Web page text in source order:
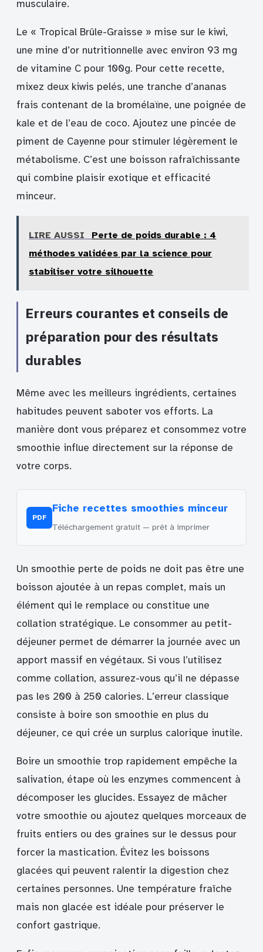
musculaire.
Le « Tropical Brûle-Graisse » mise sur le kiwi,
une mine d’or nutritionnelle avec environ 93 mg
de vitamine C pour 100g. Pour cette recette,
mixez deux kiwis pelés, une tranche d’ananas
frais contenant de la bromélaïne, une poignée de
kale et de l’eau de coco. Ajoutez une pincée de
piment de Cayenne pour stimuler légèrement le
métabolisme. C’est une boisson rafraîchissante
qui combine plaisir exotique et efficacité
minceur.
LIRE AUSSI
Perte de poids durable : 4
méthodes validées par la science pour
stabiliser votre silhouette
Erreurs courantes et conseils de
préparation pour des résultats
durables
Même avec les meilleurs ingrédients, certaines
habitudes peuvent saboter vos efforts. La
manière dont vous préparez et consommez votre
smoothie influe directement sur la réponse de
votre corps.
PDF
Fiche recettes smoothies minceur
Téléchargement gratuit — prêt à imprimer
Un smoothie perte de poids ne doit pas être une
boisson ajoutée à un repas complet, mais un
élément qui le remplace ou constitue une
collation stratégique. Le consommer au petit-
déjeuner permet de démarrer la journée avec un
apport massif en végétaux. Si vous l’utilisez
comme collation, assurez-vous qu’il ne dépasse
pas les 200 à 250 calories. L’erreur classique
consiste à boire son smoothie en plus du
déjeuner, ce qui crée un surplus calorique inutile.
Boire un smoothie trop rapidement empêche la
salivation, étape où les enzymes commencent à
décomposer les glucides. Essayez de mâcher
votre smoothie ou ajoutez quelques morceaux de
fruits entiers ou des graines sur le dessus pour
forcer la mastication. Évitez les boissons
glacées qui peuvent ralentir la digestion chez
certaines personnes. Une température fraîche
mais non glacée est idéale pour préserver le
confort gastrique.